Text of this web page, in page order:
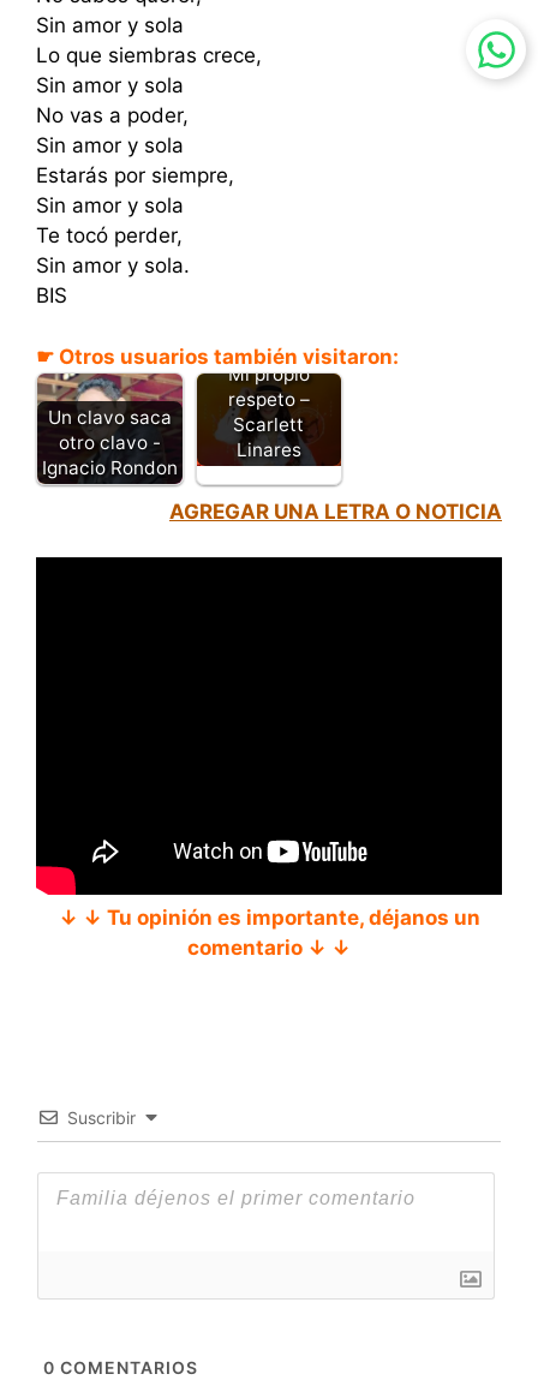
Sin amor y sola
Lo que siembras crece,
Sin amor y sola
No vas a poder,
Sin amor y sola
Estarás por siempre,
Sin amor y sola
Te tocó perder,
Sin amor y sola.
BIS
☛ Otros usuarios también visitaron:
Un clavo saca
otro clavo -
Ignacio Rondon
Mi propio
respeto –
Scarlett
Linares
AGREGAR UNA LETRA O NOTICIA
↓ ↓ Tu opinión es importante, déjanos un
comentario ↓ ↓
Suscribir
0 COMENTARIOS